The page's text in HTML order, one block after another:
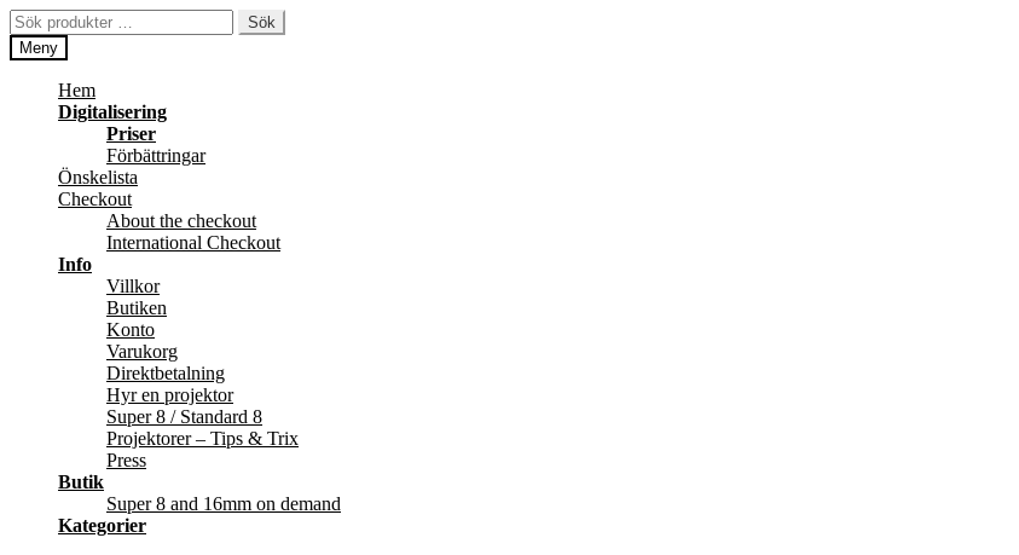
Hoppa
till
navigering
Hoppa
till
innehåll
Sök
efter:
Sök
Meny
Hem
Digitalisering
Priser
Förbättringar
Önskelista
Checkout
About the checkout
International Checkout
Info
Villkor
Butiken
Konto
Varukorg
Direktbetalning
Hyr en projektor
Super 8 / Standard 8
Projektorer – Tips & Trix
Press
Butik
Super 8 and 16mm on demand
Kategorier